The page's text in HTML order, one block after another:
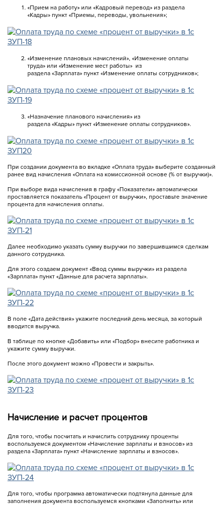
«Прием на работу» или «Кадровый перевод» из раздела
«Кадры» пункт «Приемы, переводы, увольнения»;
«Изменение плановых начислений», «Изменение оплаты
труда» или «Изменение мест работы» из
раздела «Зарплата» пункт «Изменение оплаты сотрудников»;
«Назначение планового начисления» из
раздела «Кадры» пункт «Изменение оплаты сотрудников».
При создании документа во вкладке «Оплата труда» выберите созданный
ранее вид начисления «Оплата на комиссионной основе (% от выручки)».
При выборе вида начисления в графу «Показатели» автоматически
проставляется показатель «Процент от выручки», проставьте значение
процента для начисления оплаты.
Далее необходимо указать сумму выручки по завершившимся сделкам
данного сотрудника.
Для этого создаем документ «Ввод суммы выручки» из раздела
«Зарплата» пункт «Данные для расчета зарплаты».
В поле «Дата действия» укажите последний день месяца, за который
вводится выручка.
В таблице по кнопке «Добавить» или «Подбор» внесите работника и
укажите сумму выручки.
После этого документ можно «Провести и закрыть».
Начисление и расчет процентов
Для того, чтобы посчитать и начислить сотруднику проценты
воспользуемся документом «Начисление зарплаты и взносов» из
раздела «Зарплата» пункт «Начисление зарплаты и взносов».
Для того, чтобы программа автоматически подтянула данные для
заполнения документа воспользуемся кнопками «Заполнить» или